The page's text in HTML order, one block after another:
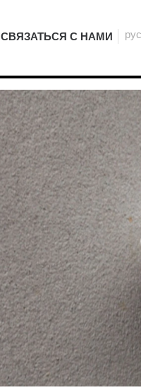
СВЯЗАТЬСЯ С НАМИ